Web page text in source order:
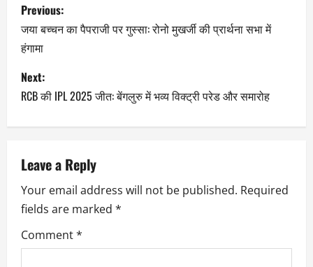
Previous:
जया बच्चन का पैपराजी पर गुस्सा: रोनो मुखर्जी की प्रार्थना सभा में
हंगामा
Next:
RCB की IPL 2025 जीत: बेंगलुरु में भव्य विक्ट्री परेड और समारोह
Leave a Reply
Your email address will not be published. Required
fields are marked *
Comment*